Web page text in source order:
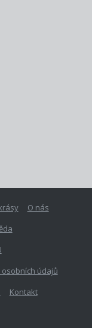
O nás
osobních údajů
Kontakt